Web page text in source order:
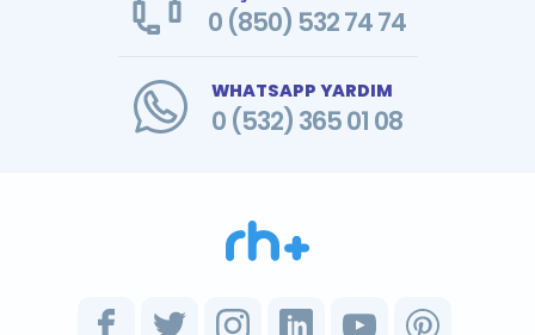
0 (850) 532 74 74
WHATSAPP YARDIM
0 (532) 365 01 08